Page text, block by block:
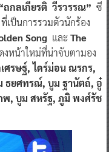
ถกลเกียรติ วีรวรรณ” ซี
ที่เป็นการรวมตัวนักร้อง
Song และThe
งหน้าใหม่ที่น่าจับตามอง
ศรษฐ์, ไดร์ม่อน ณรกร,
ธยศทรณ์, บูม ฐานัตถ์, อู๋
พ, บูม สหรัฐ, ภูมิ พงศ์รัช